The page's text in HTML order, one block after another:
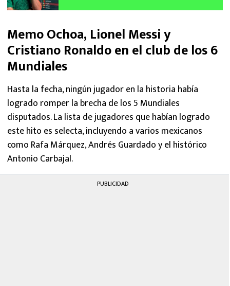
Memo Ochoa, Lionel Messi y
Cristiano Ronaldo en el club de los 6
Mundiales
Hasta la fecha, ningún jugador en la historia había
logrado romper la brecha de los 5 Mundiales
disputados. La lista de jugadores que habían logrado
este hito es selecta, incluyendo a varios mexicanos
como Rafa Márquez, Andrés Guardado y el histórico
Antonio Carbajal.
PUBLICIDAD